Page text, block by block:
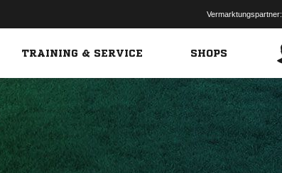
Vermarktungspartner:
TRAINING & SERVICE SHOPS